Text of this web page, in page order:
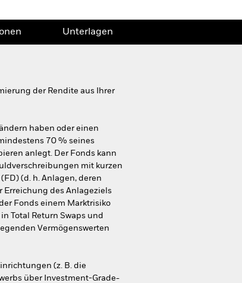
Unterlagen
der Rendite aus Ihrer
haben oder einen
70 % seines
anlegt. Der Fonds kann
mit kurzen
(d. h. Anlagen, deren
Erreichung des Anlageziels
Fonds einem Marktrisiko
Total Return Swaps und
Vermögenswerten
(z. B. die
über Investment-Grade-